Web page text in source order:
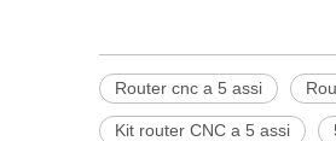
Router cnc a 5 assi
Kit router CNC a 5 assi